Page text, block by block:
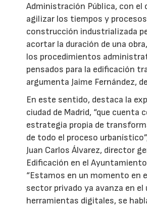
Administración Pública, con el
agilizar los tiempos y
construcción industrializada
acortar la duración de una
los procedimientos
pensados para la edificación
argumenta Jaime Fernández,
En este sentido, destaca la
ciudad de Madrid, “que cuenta
estrategia propia de
de todo el proceso
Juan Carlos Álvarez, director
Edificación en el Ayuntamiento
“Estamos en un momento en
sector privado ya avanza en el
herramientas digitales, se